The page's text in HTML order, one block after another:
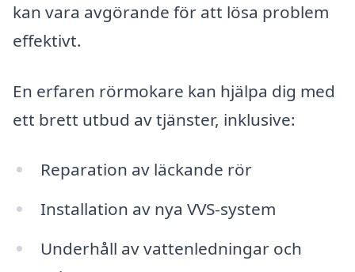
kan vara avgörande för att lösa problem
effektivt.
En erfaren rörmokare kan hjälpa dig med
ett brett utbud av tjänster, inklusive:
Reparation av läckande rör
Installation av nya VVS-system
Underhåll av vattenledningar och